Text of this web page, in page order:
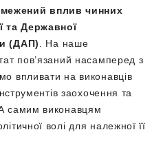
вплив чинних
та Державної
(ДАП)
. На наше
пов’язаний насамперед з
впливати на виконавців
заохочення та
самим виконавцям
волі для належної її